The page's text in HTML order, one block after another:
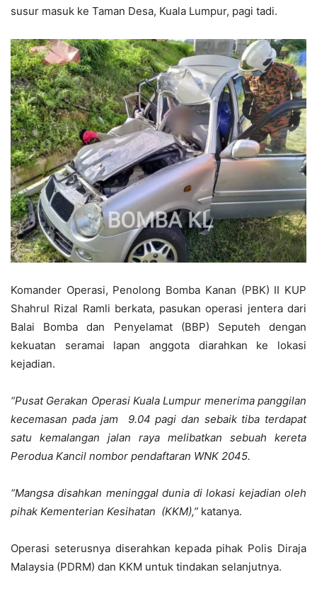
susur masuk ke Taman Desa, Kuala Lumpur, pagi tadi.
Komander Operasi, Penolong Bomba Kanan (PBK) II KUP
Shahrul Rizal Ramli berkata, pasukan operasi jentera dari
Balai Bomba dan Penyelamat (BBP) Seputeh dengan
kekuatan seramai lapan anggota diarahkan ke lokasi
kejadian.
“Pusat Gerakan Operasi Kuala Lumpur menerima panggilan
kecemasan pada jam 9.04 pagi dan sebaik tiba terdapat
satu kemalangan jalan raya melibatkan sebuah kereta
Perodua Kancil nombor pendaftaran WNK 2045.
“Mangsa disahkan meninggal dunia di lokasi kejadian oleh
pihak Kementerian Kesihatan (KKM),” katanya.
Operasi seterusnya diserahkan kepada pihak Polis Diraja
Malaysia (PDRM) dan KKM untuk tindakan selanjutnya.